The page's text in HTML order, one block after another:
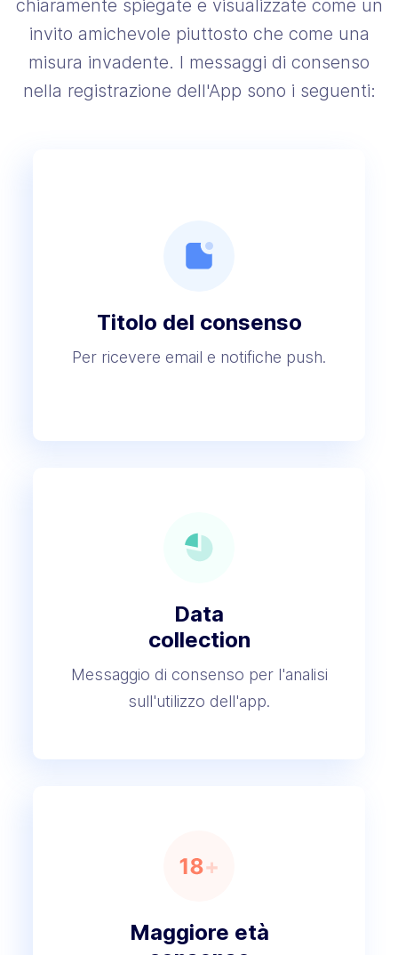
chiaramente spiegate e visualizzate come un
invito amichevole piuttosto che come una
misura invadente. I messaggi di consenso
nella registrazione dell'App sono i seguenti:
Titolo del consenso
Per ricevere email e notifiche push.
Data
collection
Messaggio di consenso per l'analisi
sull'utilizzo dell'app.
Maggiore età